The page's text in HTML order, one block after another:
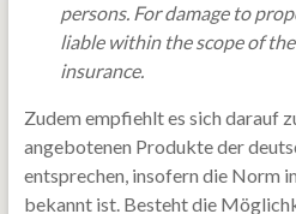
persons. For damage to
liable within the scope of
insurance.
Zudem empfiehlt es sich darauf
angebotenen Produkte der
entsprechen, insofern die Norm
bekannt ist. Besteht die